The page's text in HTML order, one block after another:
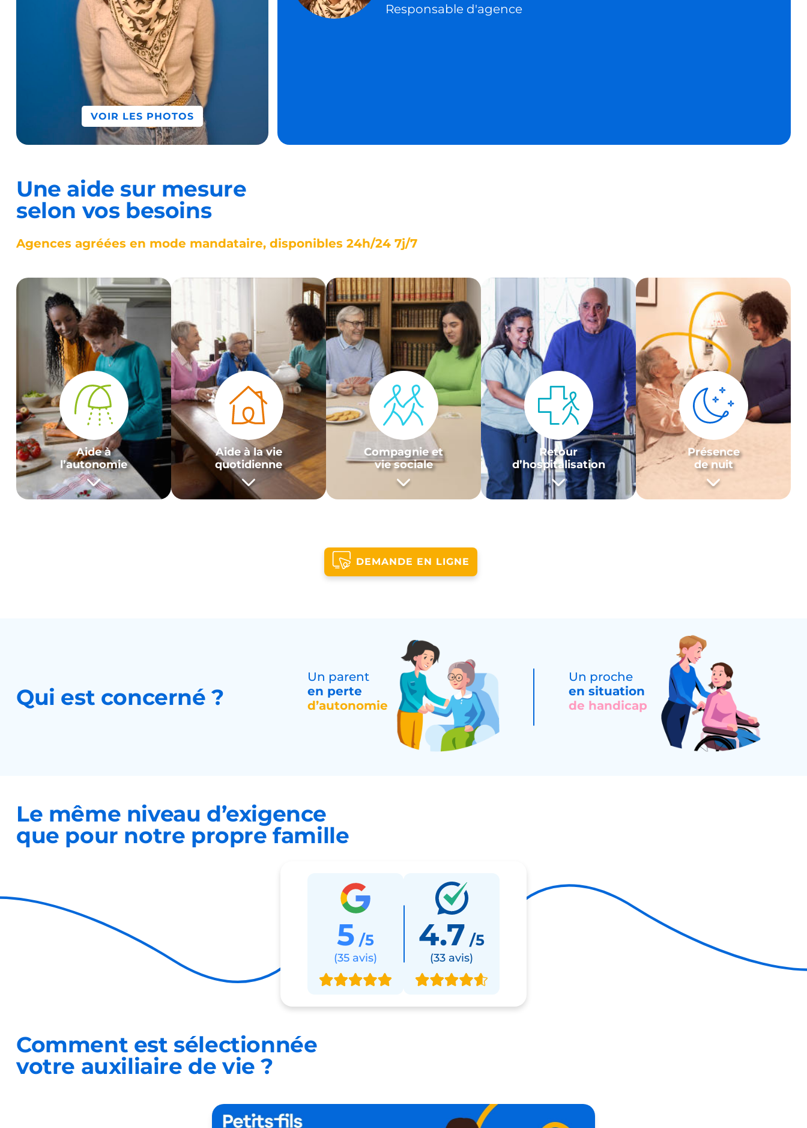
VOIR LES PHOTOS
Responsable d'agence
Une aide sur mesure
selon vos besoins
Agences agréées en mode mandataire, disponibles 24h/24 7j/7
Aide à
l’autonomie
Aide à la vie
quotidienne
Compagnie et
vie sociale
Retour
d’hospitalisation
Présence
de nuit
DEMANDE EN LIGNE
Qui est concerné ?
Un parent
en perte
d’autonomie
Un proche
en situation
de handicap
Le même niveau d’exigence
que pour notre propre famille
5 /5
(35 avis)
4.7 /5
(33 avis)
Comment est sélectionnée
votre auxiliaire de vie ?